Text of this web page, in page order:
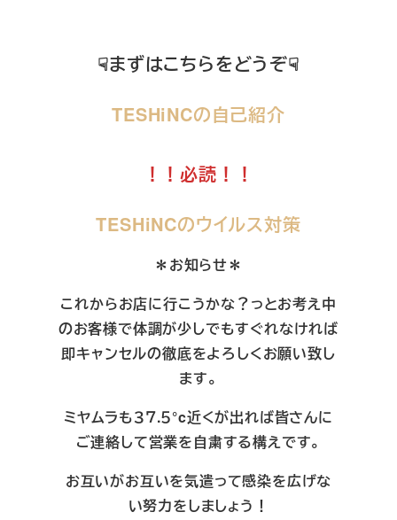
☟まずはこちらをどうぞ☟
TESHiNCの自己紹介
！！必読！！
TESHiNCのウイルス対策
＊お知らせ＊
これからお店に行こうかな？っとお考え中
のお客様で体調が少しでもすぐれなければ
即キャンセルの徹底をよろしくお願い致し
ます。
ミヤムラも３７.５°c近くが出れば皆さんに
ご連絡して営業を自粛する構えです。
お互いがお互いを気遣って感染を広げな
い努力をしましょう！